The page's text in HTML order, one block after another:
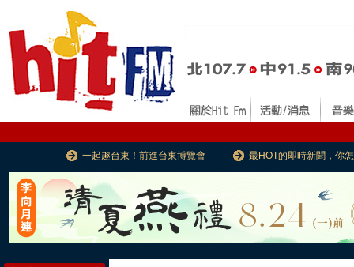
一起趣台東！前進台東博覽會 最HOT的即時新聞，你